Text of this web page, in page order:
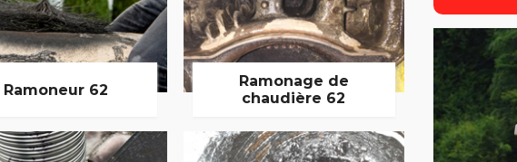
Ramoneur 62
Ramonage de
chaudière 62